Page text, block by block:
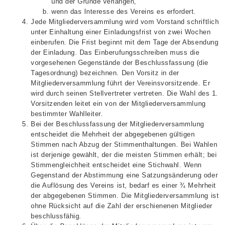
wenn das Interesse des Vereins es erfordert.
Jede Mitgliederversammlung wird vom Vorstand schriftlich
unter Einhaltung einer Einladungsfrist von zwei Wochen
einberufen. Die Frist beginnt mit dem Tage der Absendung
der Einladung. Das Einberufungsschreiben muss die
vorgesehenen Gegenstände der Beschlussfassung (die
Tagesordnung) bezeichnen. Den Vorsitz in der
Mitgliederversammlung führt der Vereinsvorsitzende. Er
wird durch seinen Stellvertreter vertreten. Die Wahl des 1.
Vorsitzenden leitet ein von der Mitgliederversammlung
bestimmter Wahlleiter.
Bei der Beschlussfassung der Mitgliederversammlung
entscheidet die Mehrheit der abgegebenen gültigen
Stimmen nach Abzug der Stimmenthaltungen. Bei Wahlen
ist derjenige gewählt, der die meisten Stimmen erhält; bei
Stimmengleichheit entscheidet eine Stichwahl. Wenn
Gegenstand der Abstimmung eine Satzungsänderung oder
die Auflösung des Vereins ist, bedarf es einer ¾ Mehrheit
der abgegebenen Stimmen. Die Mitgliederversammlung ist
ohne Rücksicht auf die Zahl der erschienenen Mitglieder
beschlussfähig.